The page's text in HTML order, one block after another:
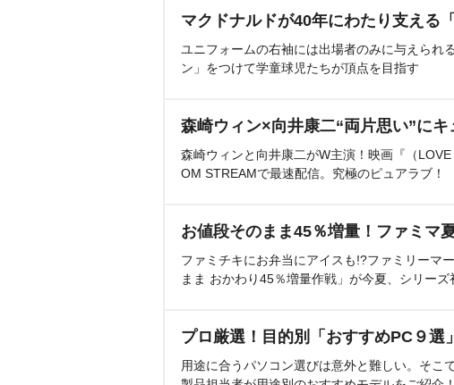
マクドナルドが40年にわたり支える
ユニフォームの右袖には出場者のみに与えられ
ン」をつけて学童球児たちが頂点を目指す
森崎ウィン×向井康二“両片思い”にキ
森崎ウィンと向井康二がW主演！映画『（
OM STREAMで最速配信。究極のピュアラブ！
お値段そのまま45％増量！ファミマ
ファミチキにお弁当にアイスも!?ファミリーマ
まま おかわり45％増量作戦」が今夏、シリーズ
プロ厳選！目的別「おすすめPC９選
用途に合うパソコン選びは意外と難しい。そこ